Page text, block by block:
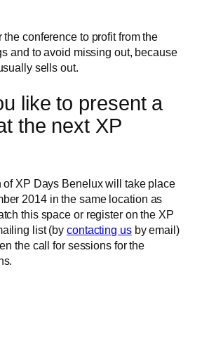
the conference to profit from the
and to avoid missing out, because
sells out.
like to present a
the next XP
of XP Days Benelux will take place
2014 in the same location as
this space or register on the XP
list (by contacting usby email)
the call for sessions for the